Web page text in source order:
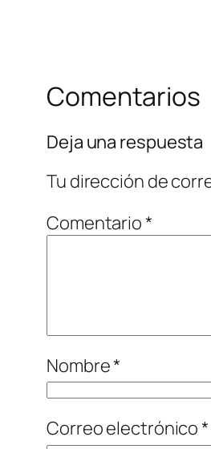
Comentarios
Deja una respuesta
Tu dirección de
Comentario*
Nombre*
Correo electrónico*